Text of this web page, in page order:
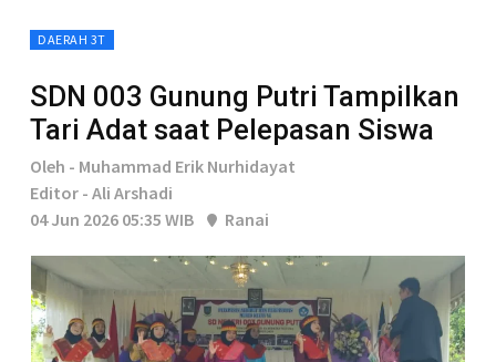
DAERAH 3T
SDN 003 Gunung Putri Tampilkan
Tari Adat saat Pelepasan Siswa
Oleh - Muhammad Erik Nurhidayat
Editor - Ali Arshadi
04 Jun 2026 05:35 WIB
Ranai